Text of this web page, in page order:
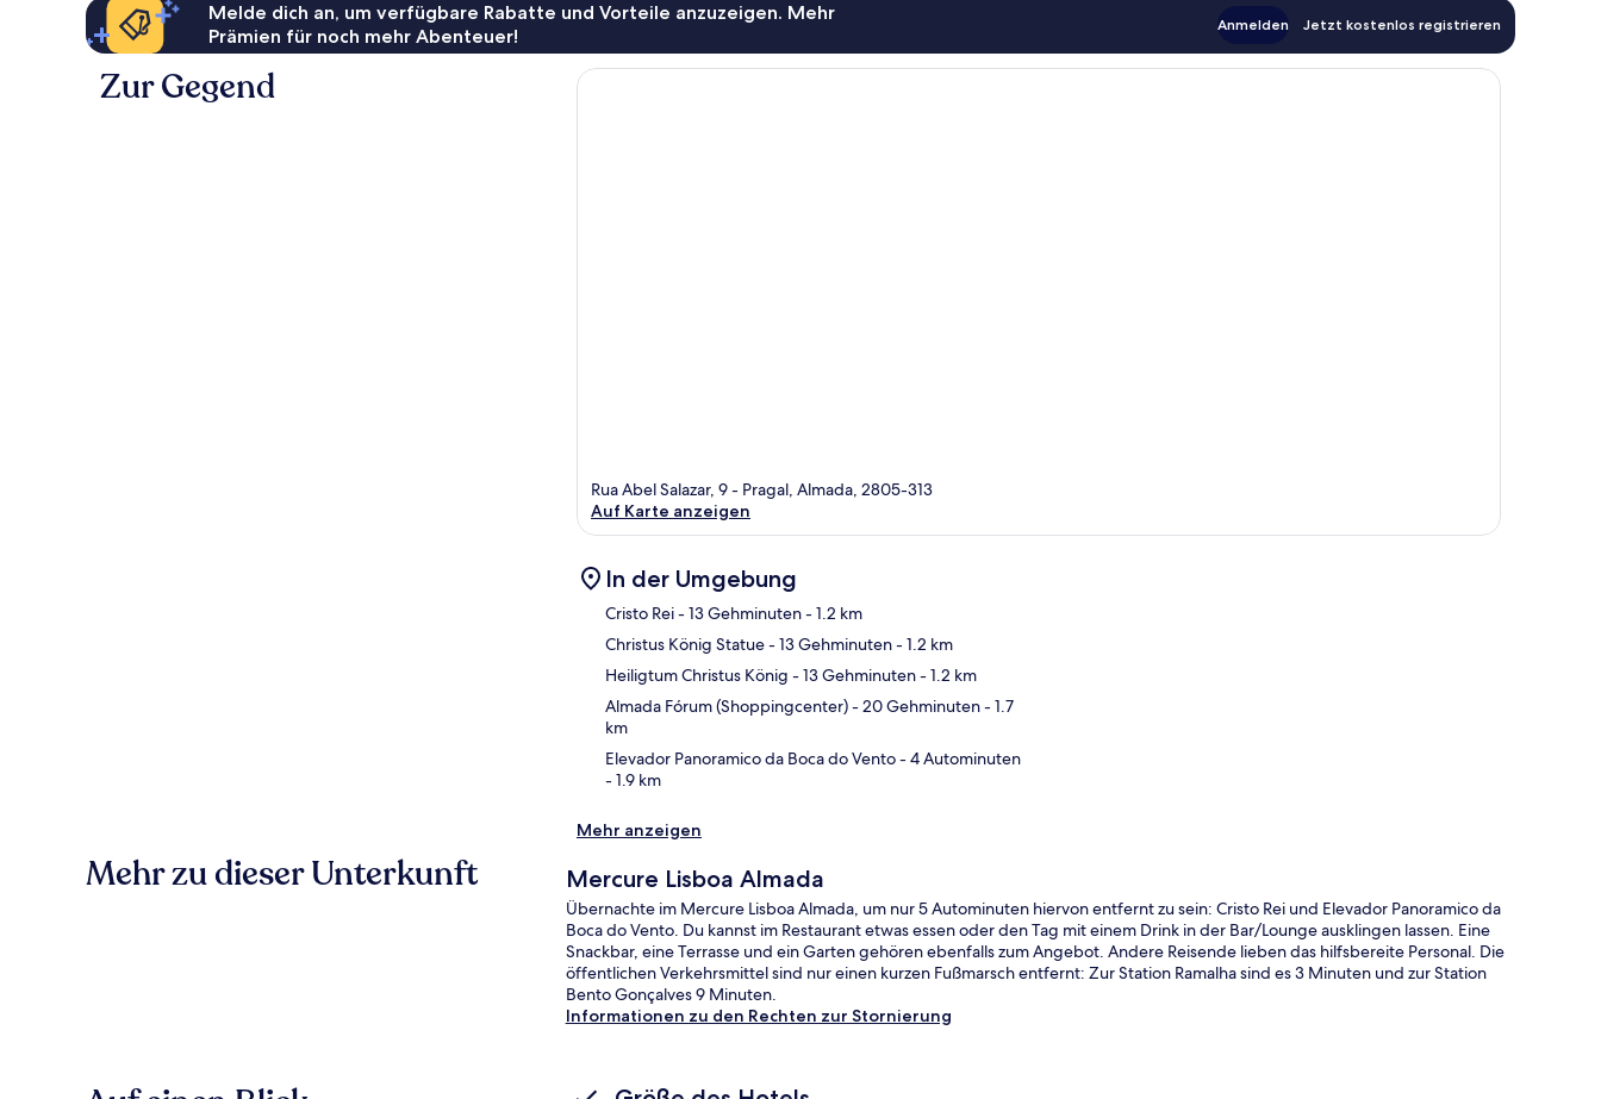
Melde dich an, um verfügbare Rabatte und Vorteile anzuzeigen. Mehr
Prämien für noch mehr Abenteuer!
Anmelden Jetzt kostenlos registrieren
Zur Gegend
Rua Abel Salazar, 9 - Pragal, Almada, 2805-313
Auf Karte anzeigen
In der Umgebung
Cristo Rei- 13 Gehminuten- 1.2 km
Christus König Statue- 13 Gehminuten- 1.2 km
Heiligtum Christus König - 13 Gehminuten- 1.2 km
Almada Fórum (Shoppingcenter)- 20 Gehminuten- 1.7
km
Elevador Panoramico da Boca do Vento- 4 Autominuten
- 1.9 km
Mehr anzeigen
Mehr zu dieser Unterkunft Mercure Lisboa Almada
Übernachte im Mercure Lisboa Almada, um nur 5 Autominuten hiervon entfernt zu sein: Cristo Rei und Elevador Panoramico da
Boca do Vento. Du kannst im Restaurant etwas essen oder den Tag mit einem Drink in der Bar/Lounge ausklingen lassen. Eine
Snackbar, eine Terrasse und ein Garten gehören ebenfalls zum Angebot. Andere Reisende lieben das hilfsbereite Personal. Die
öffentlichen Verkehrsmittel sind nur einen kurzen Fußmarsch entfernt: Zur Station Ramalha sind es 3 Minuten und zur Station
Bento Gonçalves 9 Minuten.
Informationen zu den Rechten zur Stornierung